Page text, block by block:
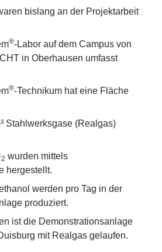
bislang an der Projektarbeit
®-Labor auf dem Campus von
in Oberhausen umfasst
®-Technikum hat eine Fläche
Stahlwerksgase (Realgas)
2 wurden mittels
hergestellt.
werden pro Tag in der
produziert.
ist die Demonstrationsanlage
mit Realgas gelaufen.